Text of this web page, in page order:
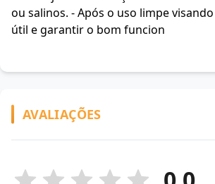
ou salinos. - Após o uso limpe
útil e garantir o bom funcion
AVALIAÇÕES